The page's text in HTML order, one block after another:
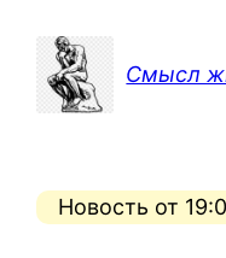
содержимому
Смысл
Новость от